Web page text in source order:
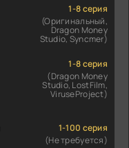
1-8 серия
(Оригинальный,
Dragon Money
Studio, Syncmer)
1-8 серия
(Dragon Money
Studio, LostFilm,
ViruseProject)
1-100 серия
(Не требуется)